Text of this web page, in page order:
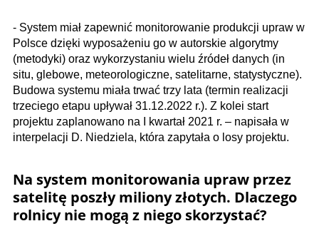
- System miał zapewnić monitorowanie produkcji upraw w
Polsce dzięki wyposażeniu go w autorskie algorytmy
(metodyki) oraz wykorzystaniu wielu źródeł danych (in
situ, glebowe, meteorologiczne, satelitarne, statystyczne).
Budowa systemu miała trwać trzy lata (termin realizacji
trzeciego etapu upływał 31.12.2022 r.). Z kolei start
projektu zaplanowano na I kwartał 2021 r. – napisała w
interpelacji D. Niedziela, która zapytała o losy projektu.
Na system monitorowania upraw przez
satelitę poszły miliony złotych. Dlaczego
rolnicy nie mogą z niego skorzystać?